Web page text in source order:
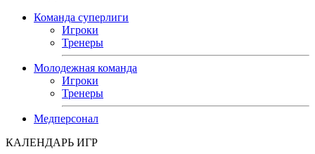
Команда суперлиги
Игроки
Тренеры
Молодежная команда
Игроки
Тренеры
Медперсонал
КАЛЕНДАРЬ ИГР